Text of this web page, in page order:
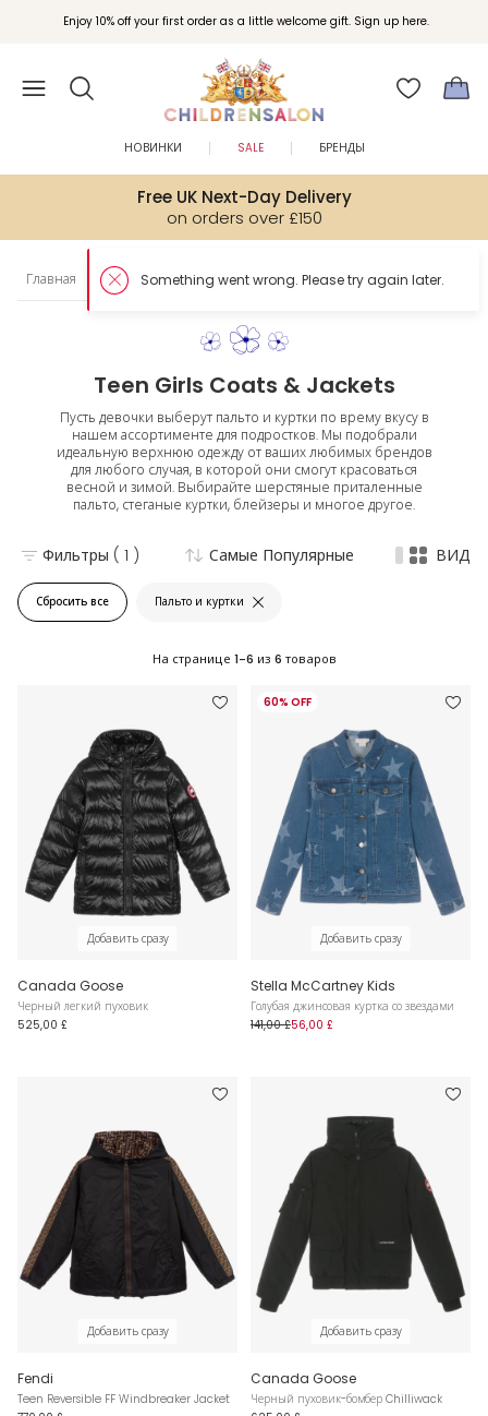
Enjoy 10% off your first order as a little welcome gift. Sign up here.
Free UK Next-Day Delivery
on orders over £150
НОВИНКИ SALE БРЕНДЫ
Главная Подростки Девочки Пальто и куртки
Teen Girls Coats & Jackets
Пусть девочки выберут пальто и куртки по врему вкусу в
нашем ассортименте для подростков. Мы подобрали
идеальную верхнюю одежду от ваших любимых брендов
для любого случая, в которой они смогут красоваться
весной и зимой. Выбирайте шерстяные приталенные
пальто, стеганые куртки, блейзеры и многое другое.
Сбросить все Пальто и куртки
Фильтры ( 1 ) Самые Популярные ВИД
На странице 1-6 из 6 товаров
Добавить сразу
Canada Goose
Черный легкий пуховик
525,00 £
60% OFF
Добавить сразу
Stella McCartney Kids
Голубая джинсовая куртка со звездами
141,00 £56,00 £
Добавить сразу
Fendi
Teen Reversible FF Windbreaker Jacket
Добавить сразу
Canada Goose
Черный пуховик-бомбер Chilliwack